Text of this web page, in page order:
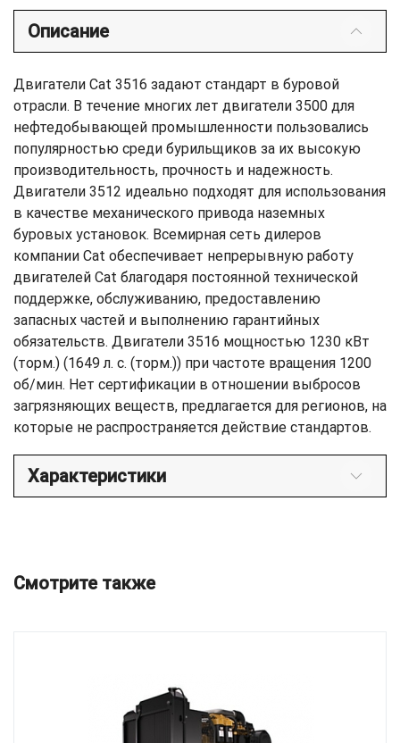
Описание
Двигатели Cat 3516 задают стандарт в буровой
отрасли. В течение многих лет двигатели 3500 для
нефтедобывающей промышленности пользовались
популярностью среди бурильщиков за их высокую
производительность, прочность и надежность.
Двигатели 3512 идеально подходят для использования
в качестве механического привода наземных
буровых установок. Всемирная сеть дилеров
компании Cat обеспечивает непрерывную работу
двигателей Cat благодаря постоянной технической
поддержке, обслуживанию, предоставлению
запасных частей и выполнению гарантийных
обязательств. Двигатели 3516 мощностью 1230 кВт
(торм.) (1649 л. с. (торм.)) при частоте вращения 1200
об/мин. Нет сертификации в отношении выбросов
загрязняющих веществ, предлагается для регионов, на
которые не распространяется действие стандартов.
Характеристики
Смотрите также